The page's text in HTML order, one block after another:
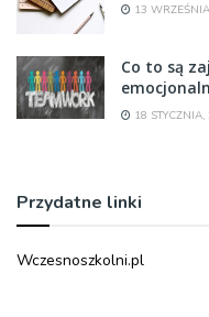
13
Co to są
18
Przydatne linki
Wczesnoszkolni.pl